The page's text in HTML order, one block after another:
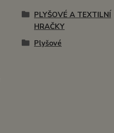
PLYŠOVÉ A TEXTILNÍ
HRAČKY
Plyšové